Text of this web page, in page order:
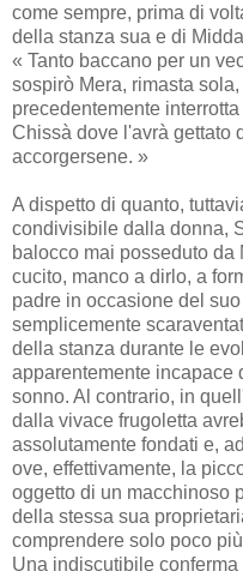
come sempre, prima di
della stanza sua e di
« Tanto baccano per un
sospirò Mera, rimasta
precedentemente
Chissà dove l'avrà gettato
accorgersene. »
A dispetto di quanto,
condivisibile dalla donna,
balocco mai posseduto
cucito, manco a dirlo, a
padre in occasione del
semplicemente
della stanza durante le
apparentemente incapace
sonno. Al contrario, in
dalla vivace frugoletta
assolutamente fondati e,
ove, effettivamente, la
oggetto di un macchinoso
della stessa sua
comprendere solo poco
Una indiscutibile